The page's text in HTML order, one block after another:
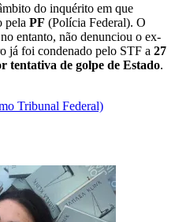
do inquérito em que
pela PF (Polícia Federal). O
entanto, não denunciou o ex-
já foi condenado pelo STF a 27
tentativa de golpe de Estado.
Tribunal Federal)